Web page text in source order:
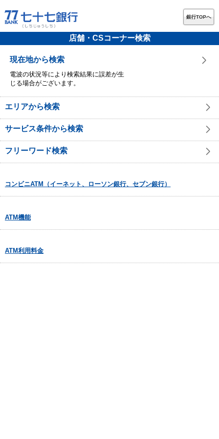
銀行TOPへ
店舗・CSコーナー検索
現在地から検索
電波の状況等により検索結果に誤差が生
じる場合がございます。
エリアから検索
サービス条件から検索
フリーワード検索
コンビニATM（イーネット、ローソン銀行、セブン銀行）
ATM機能
ATM利用料金